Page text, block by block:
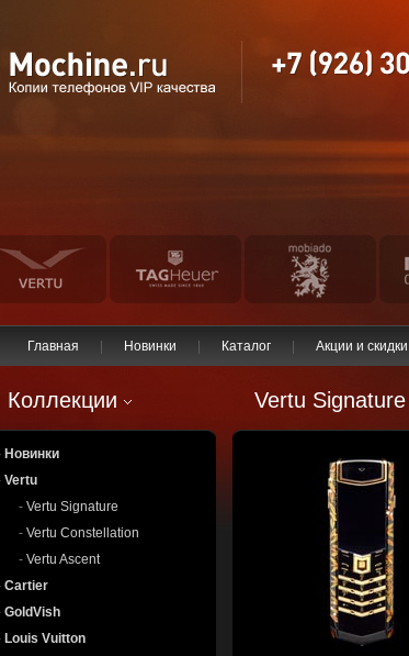
Главная Новинки Каталог Акции и скидки
Коллекции
Новинки
Vertu
- Vertu Signature
- Vertu Constellation
- Vertu Ascent
Cartier
GoldVish
Louis Vuitton
Vertu Signature